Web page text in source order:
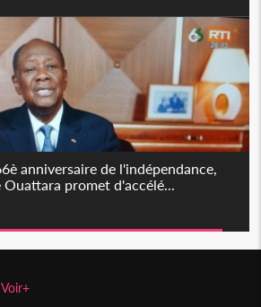
anniversaire de l'indépendance,
Ouattara promet d'accélé...
Voir+